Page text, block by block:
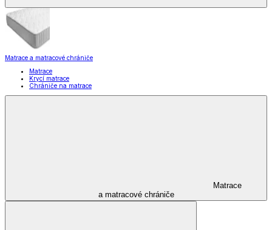
Matrace a matracové chrániče
Matrace
Krycí matrace
Chrániče na matrace
Matrace
a matracové chrániče